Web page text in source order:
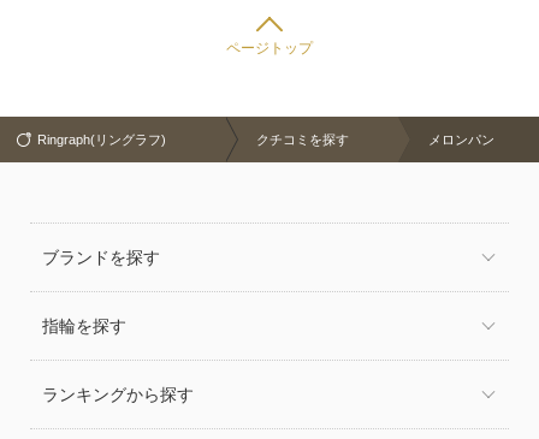
ページトップ
Ringraph(リングラフ) クチコミを探す メロンパン
ブランドを探す
指輪を探す
ランキングから探す